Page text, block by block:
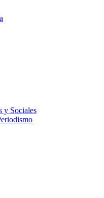
y Sociales